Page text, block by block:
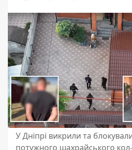
У Дніпрі викрили та
потужного шахрайського